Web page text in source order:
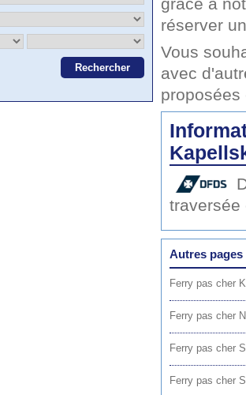
grâce à
réserver
Vous
avec
proposées
traversée
Autres pages
Ferry pas cher
Ferry pas cher
Ferry pas cher
Ferry pas cher